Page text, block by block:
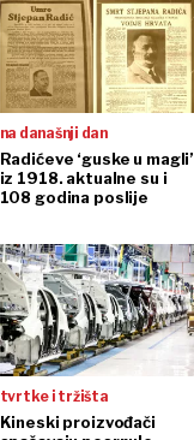
na današnji dan
Radićeve ‘guske u magli’
iz 1918. aktualne su i
108 godina poslije
tvrtke i tržišta
Kineski proizvođači